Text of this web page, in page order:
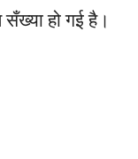
हो गई है।